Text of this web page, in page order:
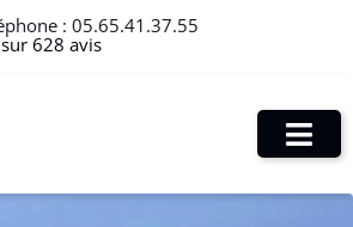
: 05.65.41.37.55
628 avis